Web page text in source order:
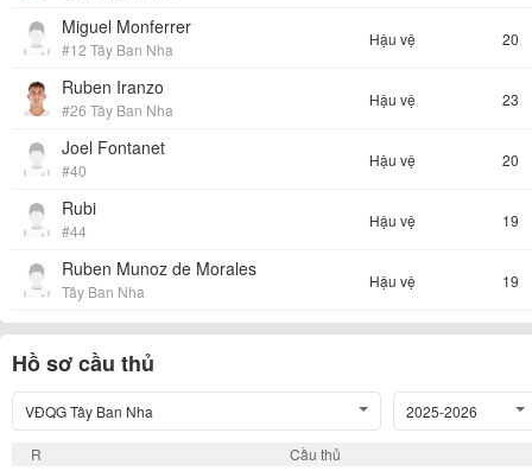
Miguel Monferrer
#12 Tây Ban Nha
Hậu vệ 20
Ruben Iranzo
#26 Tây Ban Nha
Hậu vệ 23
Joel Fontanet
#40
Hậu vệ 20
Rubi
#44
Hậu vệ 19
Ruben Munoz de Morales
Tây Ban Nha
Hậu vệ 19
Hồ sơ cầu thủ
VĐQG Tây Ban Nha 2025-2026
R
Cầu thủ